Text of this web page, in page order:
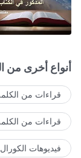
أنواع أخرى من
قراءات من الكلمة، المجلد 1:
قراءات من الكلمة، المجلد 7:
فيديوهات الكورال